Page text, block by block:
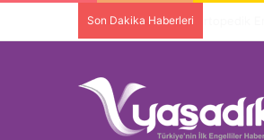
Son Dakika Haberleri